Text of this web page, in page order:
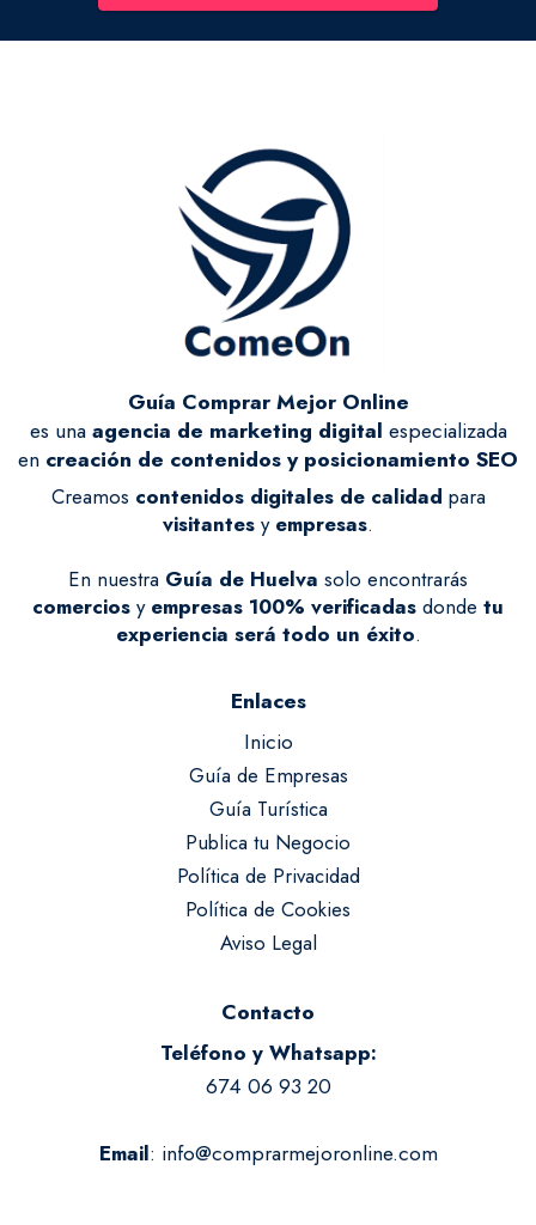
Guía Comprar Mejor Online
es unaagencia de marketing digital especializada
en creación de contenidos y posicionamiento SEO
Creamos contenidos digitales de calidad para
visitantes y empresas.
En nuestra Guía de Huelva solo encontrarás
comercios y empresas 100% verificadas donde tu
experiencia será todo un éxito.
Enlaces
Inicio
Guía de Empresas
Guía Turística
Publica tu Negocio
Política de Privacidad
Política de Cookies
Aviso Legal
Contacto
Teléfono y Whatsapp:
674 06 93 20
Email: info@comprarmejoronline.com